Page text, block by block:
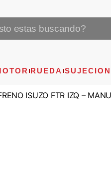
RUEDA SUJECION
ISUZO FTR IZQ –